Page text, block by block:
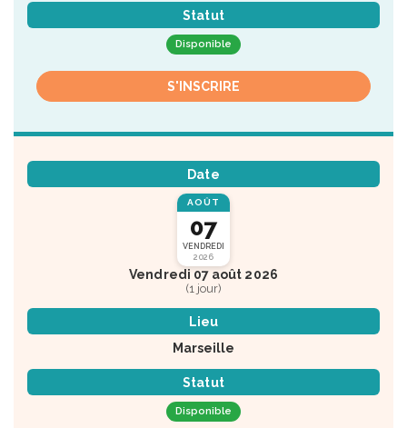
Statut
Disponible
S'INSCRIRE
Date
AOÛT
07
VENDREDI
2026
Vendredi 07 août 2026
(1 jour)
Lieu
Marseille
Statut
Disponible